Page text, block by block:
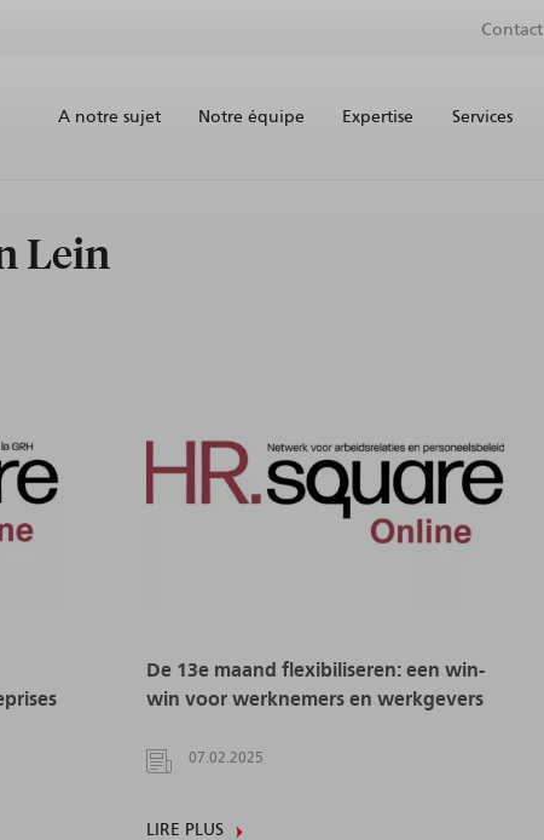
Contact
A notre sujet Notre équipe Expertise Services
Lein
De 13e maand flexibiliseren: een win-
win voor werknemers en werkgevers
07.02.2025
LIRE PLUS